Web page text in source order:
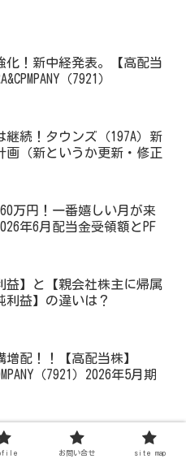
化！新中経発表。【高配当
（7921）
継続！タウンズ（197A）新
画（新というか更新・修正
万円！一番嬉しい月が来
年6月配当金受領額とPF
益】と【親会社株主に帰属
利益】の違いは？
増配！！【高配当株】
（7921）2026年5月期
お問い合せ site map